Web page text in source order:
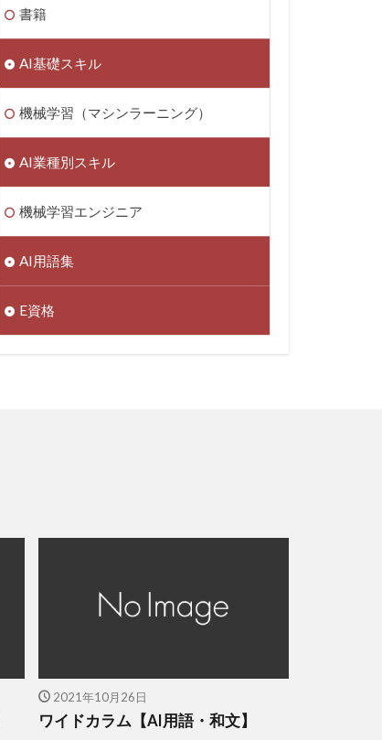
書籍
AI基礎スキル
機械学習（マシンラーニング）
AI業種別スキル
機械学習エンジニア
AI用語集
E資格
2021年10月26日
ワイドカラム【AI用語・和文】